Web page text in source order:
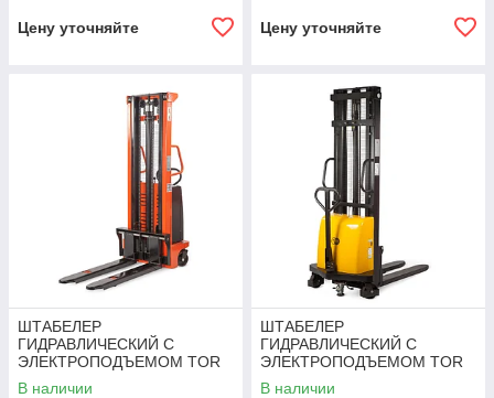
Цену уточняйте Цену уточняйте
ШТАБЕЛЕР
ГИДРАВЛИЧЕСКИЙ С
ЭЛЕКТРОПОДЪЕМОМ TOR
10/30, 1 Т 3,0 М (CTD)
В наличии
ШТАБЕЛЕР
ГИДРАВЛИЧЕСКИЙ С
ЭЛЕКТРОПОДЪЕМОМ TOR
1Т 3,0М DYC1030
В наличии